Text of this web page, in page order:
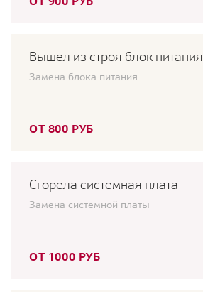
Вышел из строя блок питания
Замена блока питания
ОТ 800 РУБ
Сгорела системная плата
Замена системной платы
ОТ 1000 РУБ